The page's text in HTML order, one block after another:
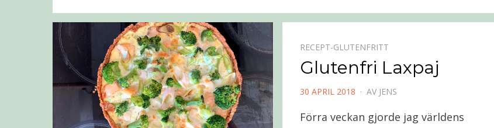
RECEPT-GLUTENFRITT
Glutenfri Laxpaj
PUBLICERAD
30 APRIL 2018 AV JENS
Förra veckan gjorde jag världens